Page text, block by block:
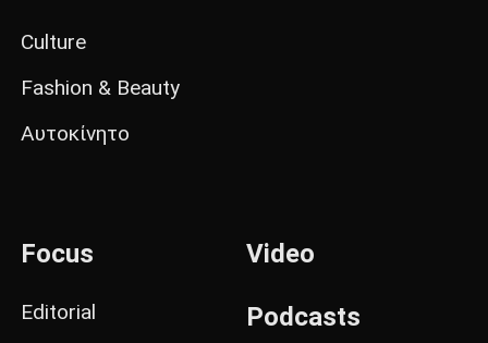
Culture
Fashion & Beauty
Αυτοκίνητο
Focus
Editorial
Video
Podcasts